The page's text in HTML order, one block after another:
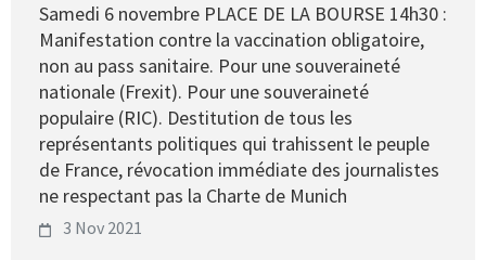
Samedi 6 novembre PLACE DE LA BOURSE 14h30 :
Manifestation contre la vaccination obligatoire,
non au pass sanitaire. Pour une souveraineté
nationale (Frexit). Pour une souveraineté
populaire (RIC). Destitution de tous les
représentants politiques qui trahissent le peuple
de France, révocation immédiate des journalistes
ne respectant pas la Charte de Munich
3 Nov 2021